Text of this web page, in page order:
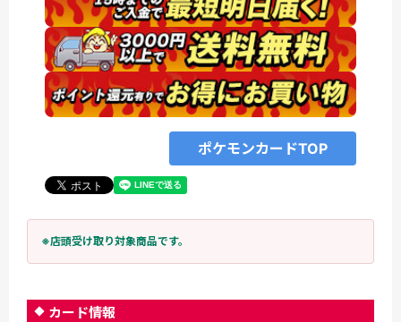
ポケモンカードTOP
※店頭受け取り対象商品です。
カード情報